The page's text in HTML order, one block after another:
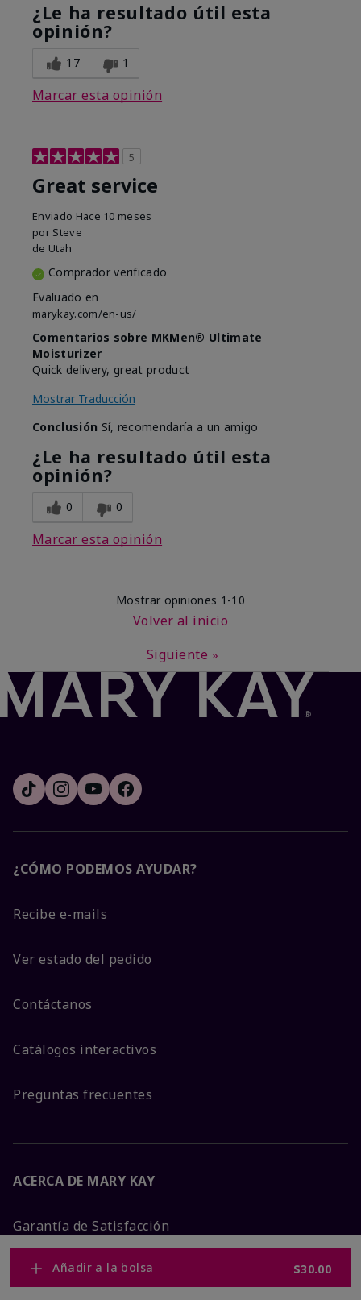
Añadir a la bolsa $30.00
¿Le ha resultado útil esta
opinión?
17 1
Marcar esta opinión
5
Great service
Enviado Hace 10 meses
por Steve
de Utah
Comprador verificado
Evaluado en
marykay.com/en-us/
Comentarios sobre MKMen® Ultimate
Moisturizer
Quick delivery, great product
Mostrar Traducción
Conclusión Sí, recomendaría a un amigo
¿Le ha resultado útil esta
opinión?
0 0
Marcar esta opinión
Mostrar opiniones 1-10
Volver al inicio
Siguiente »
¿CÓMO PODEMOS AYUDAR?
Recibe e-mails
Ver estado del pedido
Contáctanos
Catálogos interactivos
Preguntas frecuentes
ACERCA DE MARY KAY
Garantía de Satisfacción
Sobre Mary Kay